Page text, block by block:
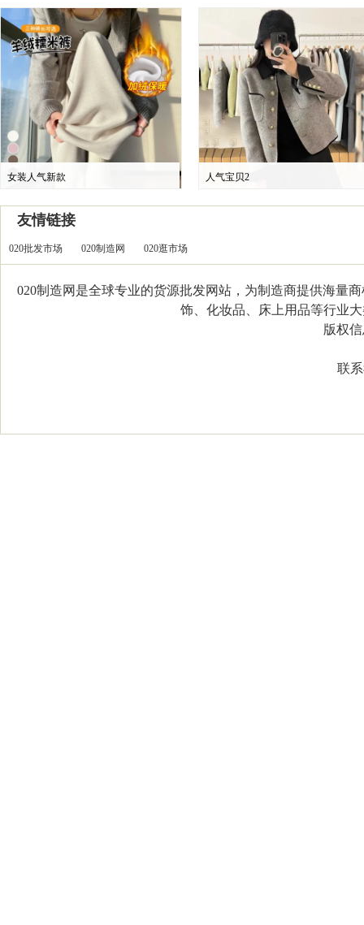
女装人气新款 人气宝贝2
友情链接
020批发市场 020制造网 020逛市场
020制造网是全球专业的货源批发网站，为制造商提供海量
饰、化妆品、床上用品等行业
版权信
联